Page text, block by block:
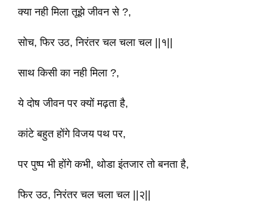
क्या नही मिला तूझे जीवन से ?,
सोच, फिर उठ, निरंतर चल चला चल ||१||
साथ किसी का नही मिला ?,
ये दोष जीवन पर क्यों मढ़ता है,
कांटे बहुत होंगे विजय पथ पर,
पर पुष्प भी होंगे कभी, थोडा इंतजार तो बनता है,
फिर उठ, निरंतर चल चला चल ||२||